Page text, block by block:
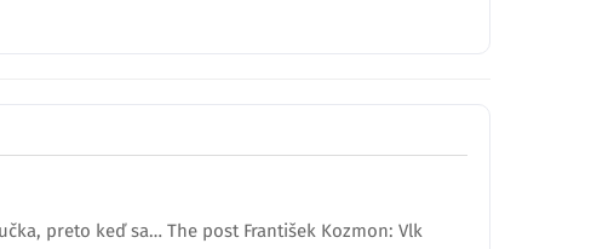
preto keď sa… The post František Kozmon: Vlk